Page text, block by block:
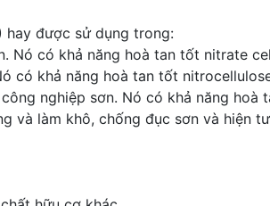
hay được sử dụng trong:
có khả năng hoà tan tốt nitrate
có khả năng hoà tan tốt
nghiệp sơn. Nó có khả năng hoà
làm khô, chống đục sơn và hiện